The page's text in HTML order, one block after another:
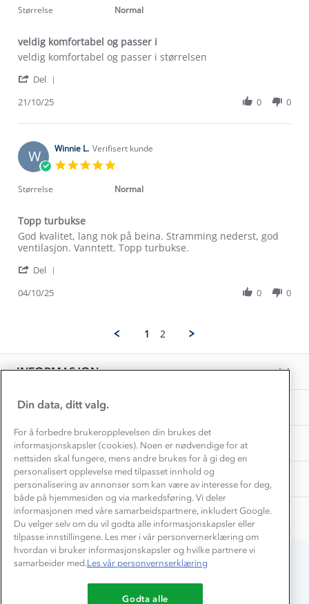
rating
Størrelse Normal
veldig komfortabel og passer i
Review
Marina
on
Oct
review
veldig
og
i
veldig komfortabel og passer i størrelsen
Del
Marina
on
21
Oct
21/10/25 0 0
W Winnie L. Verifisert kunde
rating
Størrelse Normal
Topp turbukse
Review
by
L.
4
review
stating
turbukse
God kvalitet, lang nok på beina. Stramming nederst, god
ventilasjon. Vanntett. Topp turbukse.
Del
4
2025
04/10/25 0 0
1 2
INFORMASJON
Kundeservice
Kontakt oss
Konkurransevinnere
Kundeklubb
Bedrift, barnehage og SFO
Presse
OM OSS
Verdigrunnlag
Klima og miljø
Dyreetikk
1% til samfunnet
Samarbeide med oss?
TIPS OG RÅD
Dette trenger du til barnehagen
Gravidklær
Hvordan velge riktig turtøy?
Store størrelser
Turmat oppskrifter
Beredskap
AKTIVITETER
Norgesferie 🇳🇴
Få turinspirasjon og tips her⛰
Overnatte utendørs⛺
Leirskole 🥾
Barnehageansatt
Tips til hyttetur
Du betaler enkelt med
Din data, ditt valg.
For å forbedre brukeropplevelsen din brukes det
informasjonskapsler (cookies). Noen er nødvendige for at
nettsiden skal fungere, mens andre brukes for å gi deg en
personalisert opplevelse med tilpasset innhold og
personalisering av annonser som kan være av interesse for deg,
både på hjemmesiden og via markedsføring. Vi deler
informasjonen med våre samarbeidspartnere, inkludert Google.
Du velger selv om du vil godta alle informasjonskapsler eller
tilpasse innstillingene. Les mer i vår personvernerklæring om
hvordan vi bruker informasjonskapsler og hvilke partnere vi
samarbeider med.Les vår personvernserklæring
Godta alle